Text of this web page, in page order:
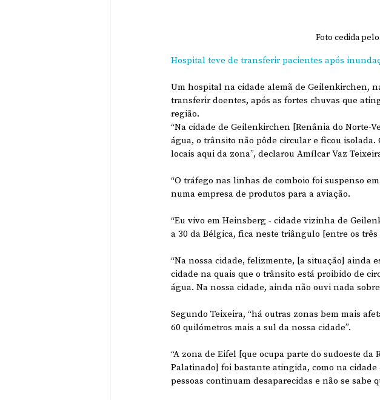
Foto cedida
Hospital teve de transferir pacientes após
Um hospital na cidade alemã de Geilenkirchen,
transferir doentes, após as fortes chuvas que
região.
“Na cidade de Geilenkirchen [Renânia do Norte-
água, o trânsito não pôde circular e ficou
locais aqui da zona”, declarou Amílcar Vaz
“O tráfego nas linhas de comboio foi suspenso
numa empresa de produtos para a aviação.
“Eu vivo em Heinsberg - cidade vizinha de
a 30 da Bélgica, fica neste triângulo [entre os
“Na nossa cidade, felizmente, [a situação] ainda
cidade na quais que o trânsito está proibido de
água. Na nossa cidade, ainda não ouvi nada
Segundo Teixeira, “há outras zonas bem mais
60 quilómetros mais a sul da nossa cidade”.
“A zona de Eifel [que ocupa parte do sudoeste
Palatinado] foi bastante atingida, como na
pessoas continuam desaparecidas e não se sabe